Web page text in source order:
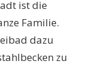
ist die
Familie.
dazu
zu